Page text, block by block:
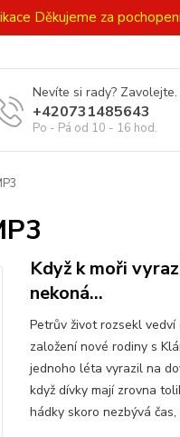
Děkujeme za
Nevíte si rady? Zavolejte.
+420731485643
Po - Pá od 10 - 16 hod.
Když k moři
nekoná…
Petrův život rozsekl
založení nové rodiny s
jednoho léta vyrazil na
když dívky mají zrovna
hádky skoro nezbývá čas,